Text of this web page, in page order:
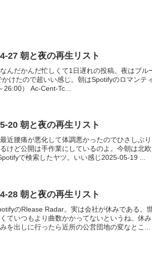
27 朝と夜の再生リスト
んだかんだ忙しくて1日遅れの投稿。夜はブ
かけたので超いい感じ。朝はSpotifyのロマンテ
26:00） Ac-Cent-Tc...
20 朝と夜の再生リスト
近腰痛が悪化して体調悪かったのでひさしぶ
けど公開は手作業にしているのよ。今朝は北
で検索したヤツ。いい感じ2025-05-19 ...
28 朝と夜の再生リスト
のRlease Radar。実は会社が休みである。
ていつもより曲数かかってないというね。休
を出しに行ったら近所の公営団地の変なとこ...